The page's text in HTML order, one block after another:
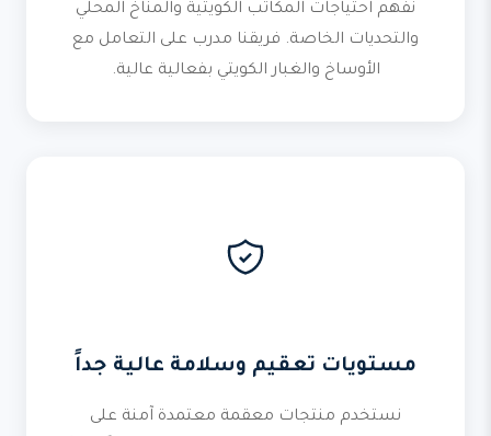
نفهم احتياجات المكاتب الكويتية والمناخ المحلي
والتحديات الخاصة. فريقنا مدرب على التعامل مع
الأوساخ والغبار الكويتي بفعالية عالية.
مستويات تعقيم وسلامة عالية جداً
نستخدم منتجات معقمة معتمدة آمنة على